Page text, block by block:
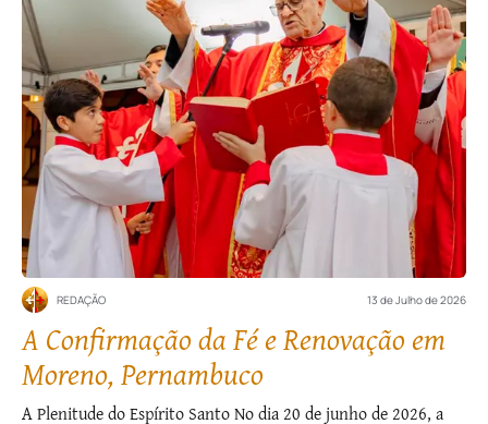
REDAÇÃO
A Confirmação da Fé e Renovação em
Moreno, Pernambuco